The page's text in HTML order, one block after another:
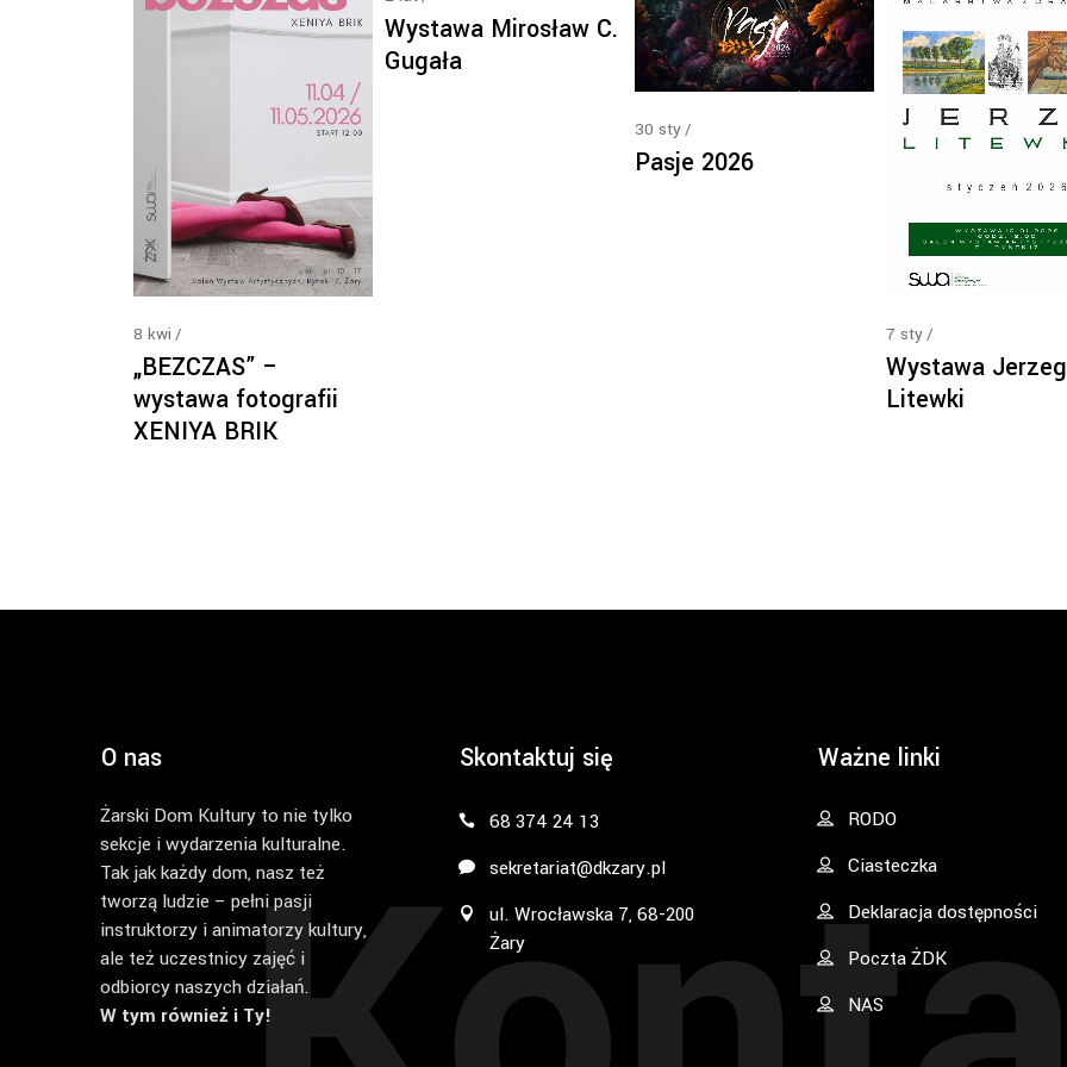
8 kwi
„BEZCZAS” –
wystawa fotografii
XENIYA BRIK
Wystawa Mirosław C.
Gugała
30 sty
Pasje 2026
7 sty
Wystawa
Litewki
O nas
Żarski Dom Kultury to nie tylko
sekcje i wydarzenia kulturalne.
Tak jak każdy dom, nasz też
tworzą ludzie – pełni pasji
instruktorzy i animatorzy kultury,
ale też uczestnicy zajęć i
odbiorcy naszych działań.
W tym również i Ty!
Skontaktuj się
68 374 24 13
sekretariat@dkzary.pl
ul. Wrocławska 7, 68-200
Żary
Ważne linki
RODO
Ciasteczka
Deklaracja dostępności
Poczta ŻDK
NAS